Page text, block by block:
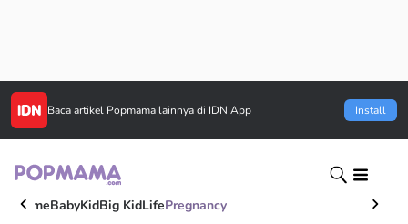
Baca artikel Popmama lainnya di IDN App Install
HomeBabyKidBig KidLifePregnancy